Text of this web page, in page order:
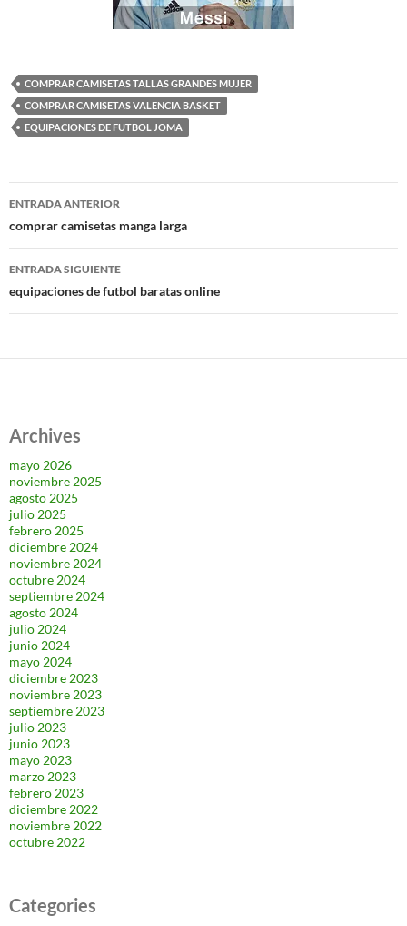
COMPRAR CAMISETAS TALLAS GRANDES MUJER
COMPRAR CAMISETAS VALENCIA BASKET
EQUIPACIONES DE FUTBOL JOMA
Navegación
de
entradas
ENTRADA ANTERIOR
comprar camisetas manga larga
ENTRADA SIGUIENTE
equipaciones de futbol baratas online
Archives
mayo 2026
noviembre 2025
agosto 2025
julio 2025
febrero 2025
diciembre 2024
noviembre 2024
octubre 2024
septiembre 2024
agosto 2024
julio 2024
junio 2024
mayo 2024
diciembre 2023
noviembre 2023
septiembre 2023
julio 2023
junio 2023
mayo 2023
marzo 2023
febrero 2023
diciembre 2022
noviembre 2022
octubre 2022
Categories